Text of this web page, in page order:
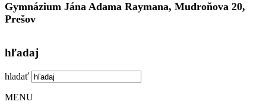
Gymnázium Jána Adama Raymana, Mudroňova 20,
Prešov
hľadaj
hladať
MENU